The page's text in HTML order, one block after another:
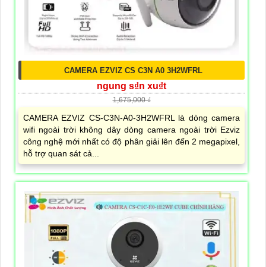
CAMERA EZVIZ CS C3N A0 3H2WFRL
ngung s₫n xu₫t
1,675,000 ₫
CAMERA EZVIZ CS-C3N-A0-3H2WFRL là dòng camera
wifi ngoài trời không dây dòng camera ngoài trời Ezviz
công nghệ mới nhất có độ phân giải lên đến 2 megapixel,
hỗ trợ quan sát cả...